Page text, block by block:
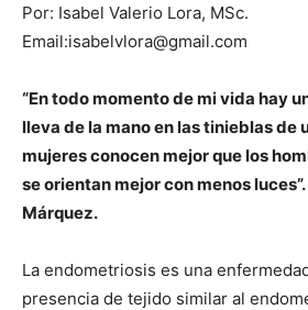
Por: Isabel Valerio Lora,
Email:isabelvlora@gmail.com
“En todo momento de mi vida hay
lleva de la mano en las tinieblas de
mujeres conocen mejor que los
se orientan mejor con menos
Márquez.
La endometriosis es una
presencia de tejido similar al